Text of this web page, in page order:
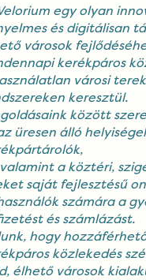
egy olyan
és digitálisan
városok
kerékpáros
városi
keresztül.
között
üresen álló
a köztéri,
saját fejlesztésű
számára a
és számlázást.
hogy
közlekedés
élhető városok